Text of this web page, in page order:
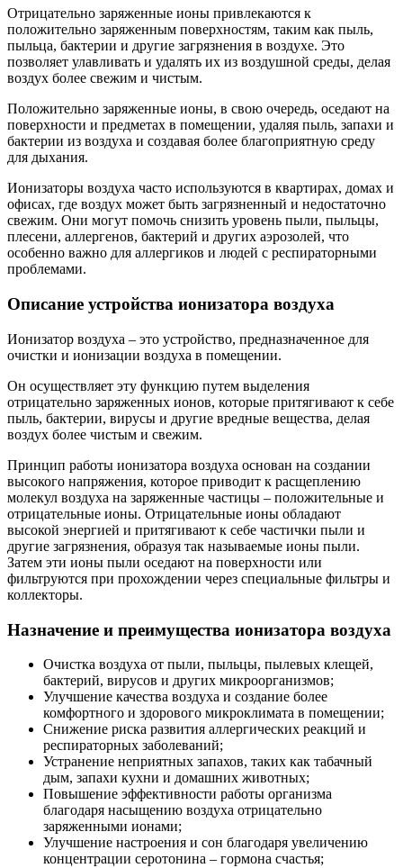
Отрицательно заряженные ионы привлекаются к
положительно заряженным поверхностям, таким как пыль,
пыльца, бактерии и другие загрязнения в воздухе. Это
позволяет улавливать и удалять их из воздушной среды, делая
воздух более свежим и чистым.
Положительно заряженные ионы, в свою очередь, оседают на
поверхности и предметах в помещении, удаляя пыль, запахи и
бактерии из воздуха и создавая более благоприятную среду
для дыхания.
Ионизаторы воздуха часто используются в квартирах, домах и
офисах, где воздух может быть загрязненный и недостаточно
свежим. Они могут помочь снизить уровень пыли, пыльцы,
плесени, аллергенов, бактерий и других аэрозолей, что
особенно важно для аллергиков и людей с респираторными
проблемами.
Описание устройства ионизатора воздуха
Ионизатор воздуха – это устройство, предназначенное для
очистки и ионизации воздуха в помещении.
Он осуществляет эту функцию путем выделения
отрицательно заряженных ионов, которые притягивают к себе
пыль, бактерии, вирусы и другие вредные вещества, делая
воздух более чистым и свежим.
Принцип работы ионизатора воздуха основан на создании
высокого напряжения, которое приводит к расщеплению
молекул воздуха на заряженные частицы – положительные и
отрицательные ионы. Отрицательные ионы обладают
высокой энергией и притягивают к себе частички пыли и
другие загрязнения, образуя так называемые ионы пыли.
Затем эти ионы пыли оседают на поверхности или
фильтруются при прохождении через специальные фильтры и
коллекторы.
Назначение и преимущества ионизатора воздуха
Очистка воздуха от пыли, пыльцы, пылевых клещей,
бактерий, вирусов и других микроорганизмов;
Улучшение качества воздуха и создание более
комфортного и здорового микроклимата в помещении;
Снижение риска развития аллергических реакций и
респираторных заболеваний;
Устранение неприятных запахов, таких как табачный
дым, запахи кухни и домашних животных;
Повышение эффективности работы организма
благодаря насыщению воздуха отрицательно
заряженными ионами;
Улучшение настроения и сон благодаря увеличению
концентрации серотонина – гормона счастья;